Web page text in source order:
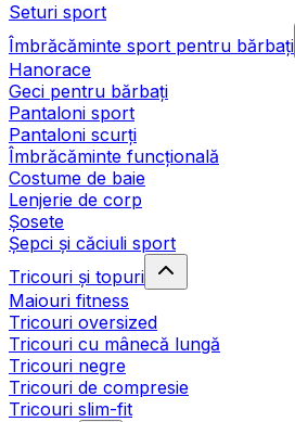
Seturi sport
Îmbrăcăminte sport pentru bărbați
Hanorace
Geci pentru bărbați
Pantaloni sport
Pantaloni scurți
Îmbrăcăminte funcțională
Costume de baie
Lenjerie de corp
Șosete
Șepci și căciuli sport
Tricouri și topuri
Maiouri fitness
Tricouri oversized
Tricouri cu mânecă lungă
Tricouri negre
Tricouri de compresie
Tricouri slim-fit